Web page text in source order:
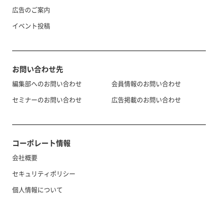
広告のご案内
イベント投稿
お問い合わせ先
編集部へのお問い合わせ
セミナーのお問い合わせ
会員情報のお問い合わせ
広告掲載のお問い合わせ
コーポレート情報
会社概要
セキュリティポリシー
個人情報について